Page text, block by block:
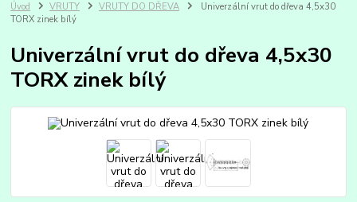
Úvod VRUTY VRUTY DO DŘEVA
Univerzální vrut do dřeva 4,5x30
TORX zinek bílý
Univerzální vrut do dřeva 4,5x30
TORX zinek bílý